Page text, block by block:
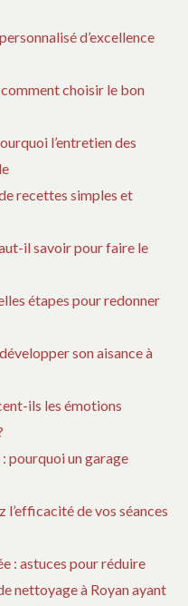
d’excellence
choisir le bon
l’entretien des
recettes simples et
il savoir pour faire le
étapes pour redonner
son aisance à
ils les émotions
pourquoi un garage
de vos séances
: astuces pour réduire
nettoyage à Royan ayant